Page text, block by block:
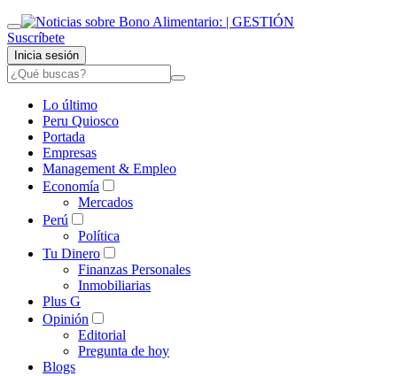
Suscríbete
Inicia sesión
Lo último
Peru Quiosco
Portada
Empresas
Management & Empleo
Economía
Mercados
Perú
Política
Tu Dinero
Finanzas Personales
Inmobiliarias
Plus G
Opinión
Editorial
Pregunta de hoy
Blogs